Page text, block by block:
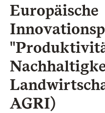
Europäische
AGRI)